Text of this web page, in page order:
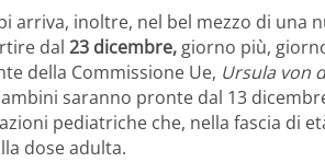
arriva, inoltre, nel bel mezzo di una
dal 23 dicembre,giorno più,
della Commissione Ue, Ursula von
saranno pronte dal 13
pediatriche che, nella fascia di
dose adulta.